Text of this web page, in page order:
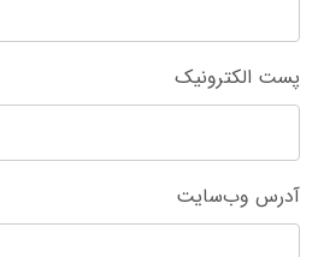
پست الکترونیک
آدرس وب‌سایت